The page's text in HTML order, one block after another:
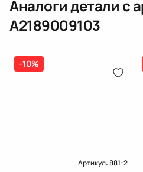
Дополнительный артикул /
Дополнительный артикул /
Аналоги детали с
A2189009103
-10%
Артикул:881-2